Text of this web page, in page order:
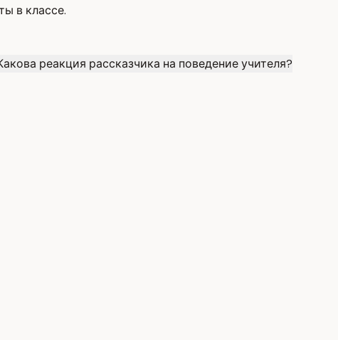
в классе.
реакция рассказчика на поведение учителя?